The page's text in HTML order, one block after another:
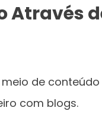
Através
de
com blogs.